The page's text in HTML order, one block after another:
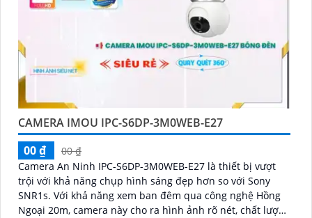
CAMERA IMOU IPC-S6DP-3M0WEB-E27
00 ₫
00 ₫
Camera An Ninh IPC-S6DP-3M0WEB-E27 là thiết bị vượt
trội với khả năng chụp hình sáng đẹp hơn so với Sony
SNR1s. Với khả năng xem ban đêm qua công nghệ Hồng
Ngoại 20m, camera này cho ra hình ảnh rõ nét, chất lượng